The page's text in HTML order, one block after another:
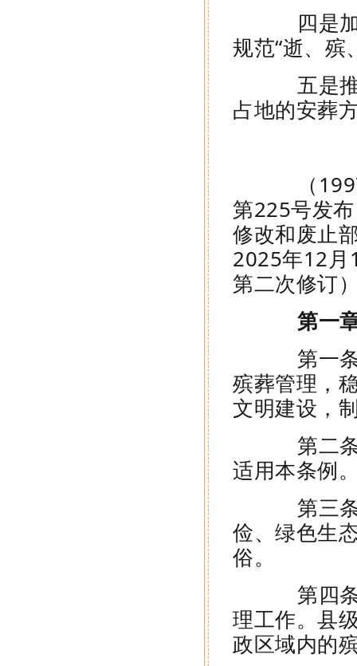
四是加
规范“逝、殡
五是推
占地的安葬
（1997
第225号发
修改和废止
2025年12月
第二次修订
第一
第一条
殡葬管理，
文明建设，
第二条
适用本条例
第三条
俭、绿色生
俗。
第四条
理工作。县
政区域内的